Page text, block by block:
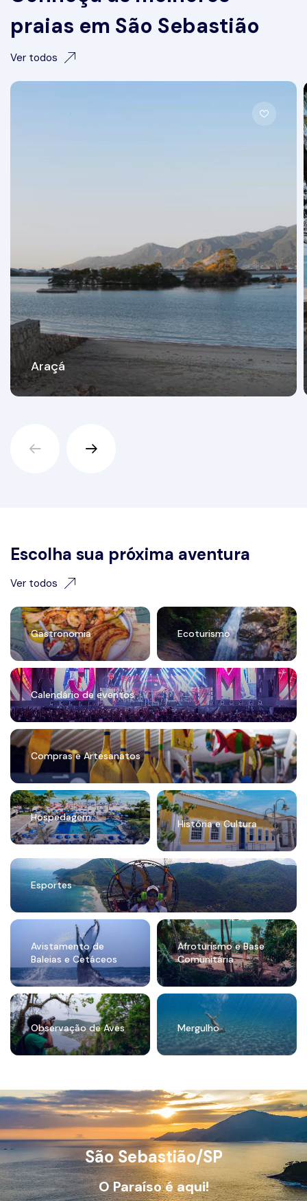
praias em São Sebastião
Ver todos
Araçá
Escolha sua próxima aventura
Ver todos
Gastronomia
Calendário de eventos
Ecoturismo
Compras e Artesanatos
Hospedagem
História e Cultura
Esportes
Avistamento de
Baleias e Cetáceos
Afroturismo e Base
Comunitária
Observação de Aves Mergulho
São Sebastião/SP
O Paraíso é aqui!